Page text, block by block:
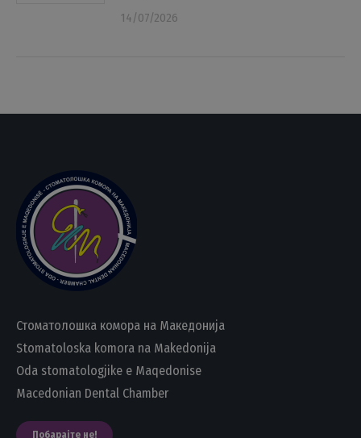
14/07/2026
Стоматолошка комора на Македонија
Stomatoloska komora na Makedonija
Oda stomatologjike e Maqedonise
Macedonian Dental Chamber
Побарајте не!